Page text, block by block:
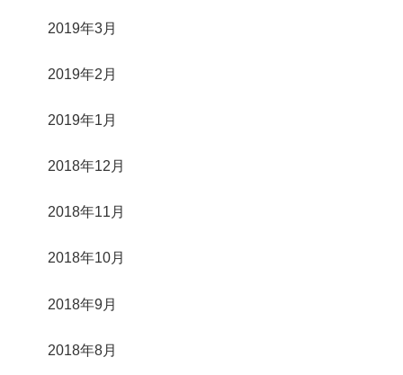
2019年3月
2019年2月
2019年1月
2018年12月
2018年11月
2018年10月
2018年9月
2018年8月